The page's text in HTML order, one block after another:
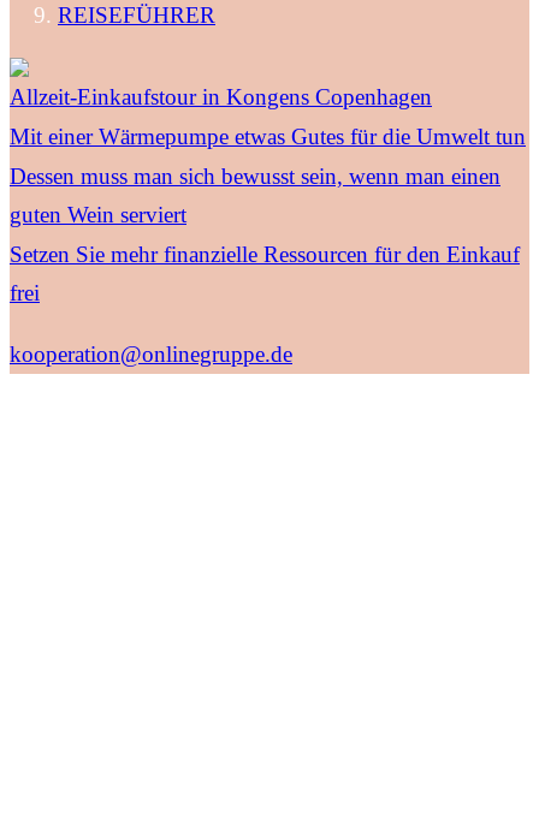
REISEFÜHRER
Allzeit-Einkaufstour in Kongens Copenhagen
Mit einer Wärmepumpe etwas Gutes für die Umwelt tun
Dessen muss man sich bewusst sein, wenn man einen
guten Wein serviert
Setzen Sie mehr finanzielle Ressourcen für den Einkauf
frei
kooperation@onlinegruppe.de